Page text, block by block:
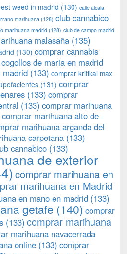
weed in madrid (130) calle alcala
marihuana (128) club cannabico
marihuana madrid (128) club de campo madrid
malasaña (135)
(130) comprar cannabis
de maria en madrid
madrid (133) comprar kritikal max
(131) comprar
(133) comprar
(133) comprar marihuana
comprar marihuana alto de
marihuana arganda del
carpetana (133)
cannabico (133)
de exterior
comprar marihuana en
marihuana en Madrid
en mano en madrid (133)
getafe (140) comprar
(133) comprar marihuana
marihuana navacerrada
online (133) comprar